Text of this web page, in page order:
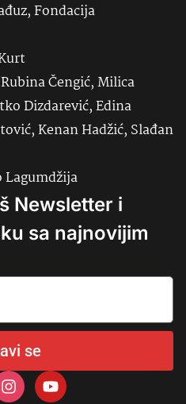
Fondacija
Rubina Čengić, Milica
Dizdarević, Edina
Kenan Hadžić, Slađan
Newsletter i
sa najnovijim
se